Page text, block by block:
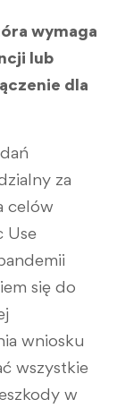
wymaga
lub
dla
za
celów
Use
się do
wniosku
wszystkie
w